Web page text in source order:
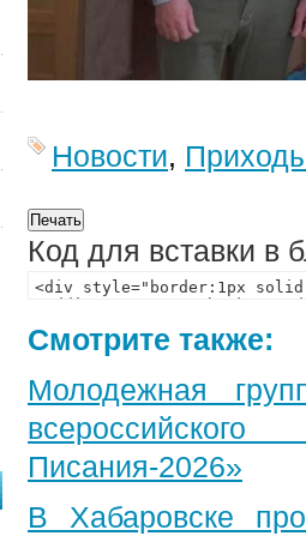
Новости,
Код для вставки в
Смотрите также:
Молодежная
Писания-2026»
В Хабаровске